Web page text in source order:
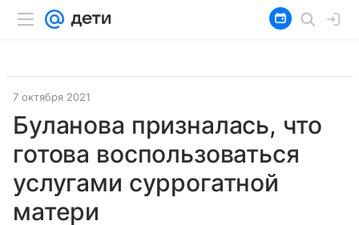
7 октября 2021
Буланова призналась, что
готова воспользоваться
услугами суррогатной
матери